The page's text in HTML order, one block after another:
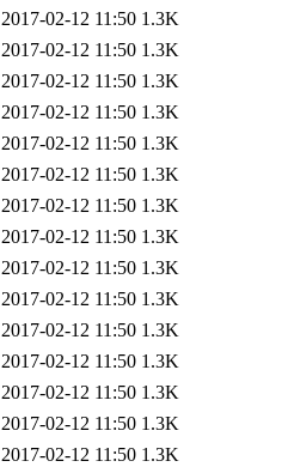
2017-02-12 11:50 1.3K
2017-02-12 11:50 1.3K
2017-02-12 11:50 1.3K
2017-02-12 11:50 1.3K
2017-02-12 11:50 1.3K
2017-02-12 11:50 1.3K
2017-02-12 11:50 1.3K
2017-02-12 11:50 1.3K
2017-02-12 11:50 1.3K
2017-02-12 11:50 1.3K
2017-02-12 11:50 1.3K
2017-02-12 11:50 1.3K
2017-02-12 11:50 1.3K
2017-02-12 11:50 1.3K
2017-02-12 11:50 1.3K